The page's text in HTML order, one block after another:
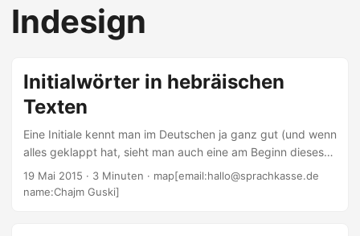
Indesign
Initialwörter in hebräischen
Texten
Eine Initiale kennt man im Deutschen ja ganz gut (und wenn
alles geklappt hat, sieht man auch eine am Beginn dieses
Textes). Das ist ein schönes Gestaltungselement. Wenn es
smart ausschauen soll, dann kann man auch schmuckvolle
19 Mai 2015 · 3 Minuten · map[email:hallo@sprachkasse.de
name:Chajm Guski]